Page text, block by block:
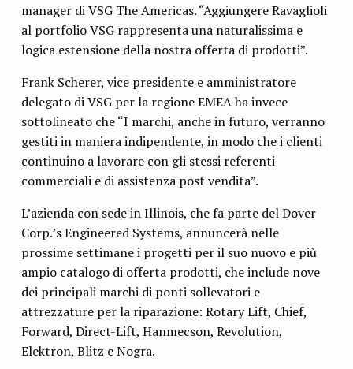
manager di VSG The Americas. “Aggiungere Ravaglioli
al portfolio VSG rappresenta una naturalissima e
logica estensione della nostra offerta di prodotti”.
Frank Scherer, vice presidente e amministratore
delegato di VSG per la regione EMEA ha invece
sottolineato che “I marchi, anche in futuro, verranno
gestiti in maniera indipendente, in modo che i clienti
continuino a lavorare con gli stessi referenti
commerciali e di assistenza post vendita”.
L’azienda con sede in Illinois, che fa parte del Dover
Corp.’s Engineered Systems, annuncerà nelle
prossime settimane i progetti per il suo nuovo e più
ampio catalogo di offerta prodotti, che include nove
dei principali marchi di ponti sollevatori e
attrezzature per la riparazione: Rotary Lift, Chief,
Forward, Direct-Lift, Hanmecson, Revolution,
Elektron, Blitz e Nogra.